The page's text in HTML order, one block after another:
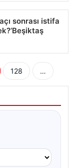
sonrası istifa
128
…